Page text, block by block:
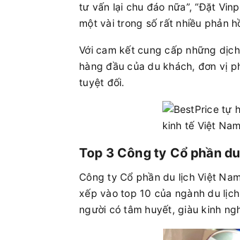
tư vấn lại chu đáo nữa”, “Đặt
một vài trong số rất nhiều phản
Với cam kết cung cấp những
hàng đầu của du khách, đơn vị
tuyệt đối.
Top 3 Công ty Cổ phần
Công ty Cổ phần du lịch Việt
xếp vào top 10 của ngành du
người có tâm huyết, giàu kinh